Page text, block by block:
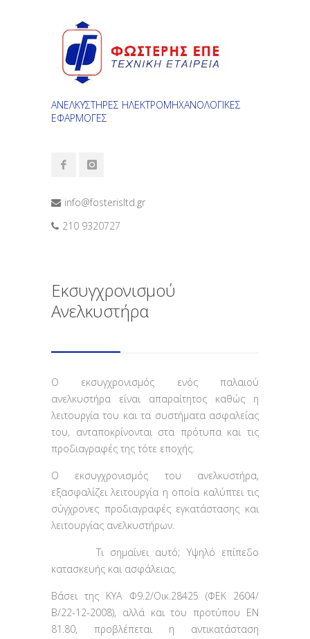
ΑΝΕΛΚΥΣΤΗΡΕΣ ΗΛΕΚΤΡΟΜΗΧΑΝΟΛΟΓΙΚΕΣ
ΕΦΑΡΜΟΓΕΣ
info@fosterisltd.gr
210 9320727
Εκσυγχρονισμού
Ανελκυστήρα
O εκσυγχρονισμός ενός παλαιού
ανελκυστήρα είναι απαραίτητος καθώς η
λειτουργία του και τα συστήματα ασφαλείας
του, ανταποκρίνονται στα πρότυπα και τις
προδιαγραφές της τότε εποχής.
Ο εκσυγχρονισμός του ανελκυστήρα,
εξασφαλίζει λειτουργία η οποία καλύπτει τις
σύγχρονες προδιαγραφές εγκατάστασης και
λειτουργίας ανελκυστήρων.
Τι σημαίνει αυτό; Υψηλό επίπεδο
κατασκευής και ασφάλειας.
Βάσει της ΚΥΑ Φ9.2/Οικ.28425 (ΦΕΚ 2604/
Β/22-12-2008), αλλά και του προτύπου ΕΝ
81.80, προβλέπεται η αντικατάσταση